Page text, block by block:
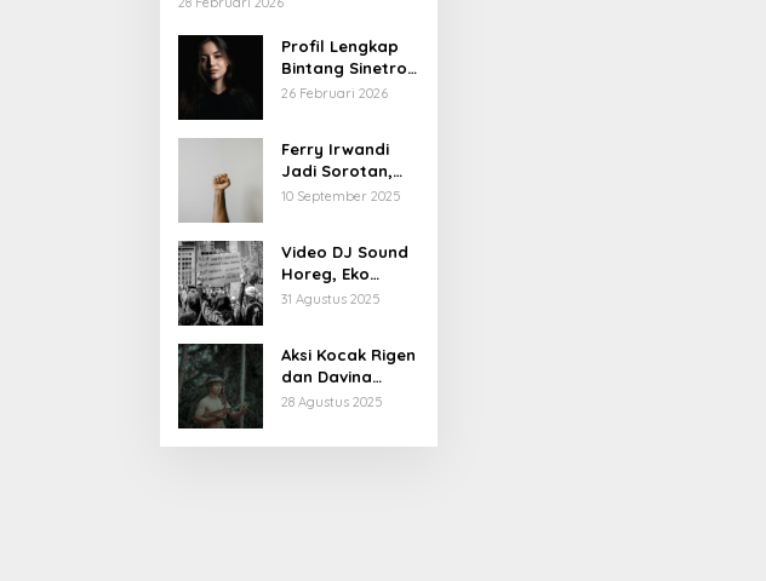
Profil Lengkap
Bintang Sinetron
Mencintai Ipar
26 Februari 2026
Ferry Irwandi
Jadi Sorotan,
Begini Latar
10 September 2025
Video DJ Sound
Horeg, Eko
Patrio Buka
31 Agustus 2025
Aksi Kocak Rigen
dan Davina
Karamoy di Film
28 Agustus 2025